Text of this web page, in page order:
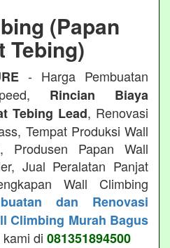
(Papan
Tebing)
- Harga Pembuatan
Rincian Biaya
Tebing Lead, Renovasi
Tempat Produksi Wall
Produsen Papan Wall
Jual Peralatan Panjat
Wall Climbing
dan Renovasi
Climbing Murah Bagus
di 081351894500